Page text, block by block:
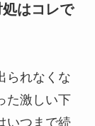
はコレで
られなくな
た激しい下
いつまで続